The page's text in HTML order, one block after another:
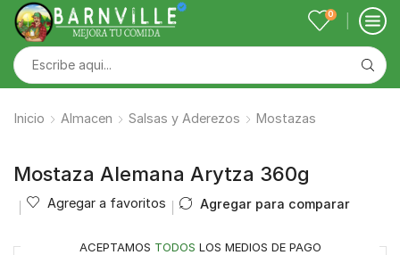
0
Inicio Almacen Salsas y Aderezos Mostazas
Mostaza Alemana Arytza 360g
Agregar a favoritos Agregar para comparar
ACEPTAMOS TODOS LOS MEDIOS DE PAGO